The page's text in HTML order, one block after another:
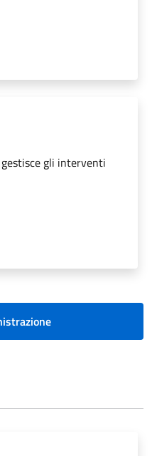
gestisce gli interventi